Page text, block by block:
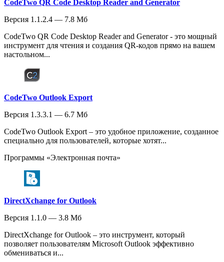
CodeTwo QR Code Desktop Reader and Generator
Версия 1.1.2.4 — 7.8 Мб
CodeTwo QR Code Desktop Reader and Generator - это мощный
инструмент для чтения и создания QR-кодов прямо на вашем
настольном...
CodeTwo Outlook Export
Версия 1.3.3.1 — 6.7 Мб
CodeTwo Outlook Export – это удобное приложение, созданное
специально для пользователей, которые хотят...
Программы «Электронная почта»
DirectXchange for Outlook
Версия 1.1.0 — 3.8 Мб
DirectXchange for Outlook – это инструмент, который
позволяет пользователям Microsoft Outlook эффективно
обмениваться и...